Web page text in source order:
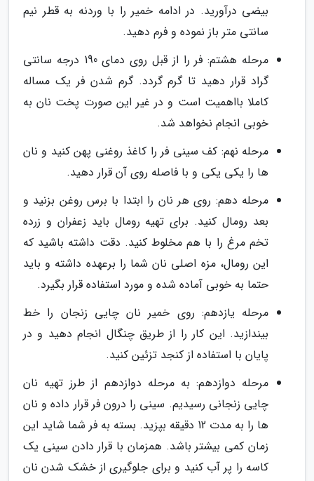
بیضی درآورید. در ادامه خمیر را با وردنه به قطر نیم
سانتی متر باز نموده و فرم دهید.
مرحله هشتم: فر را از قبل روی دمای 190 درجه سانتی
گراد قرار دهید تا گرم گردد. گرم شدن فر یک مساله
کاملا بااهمیت است و در غیر این صورت پخت نان به
خوبی انجام نخواهد شد.
مرحله نهم: کف سینی فر را کاغذ روغنی پهن کنید و نان
ها را یکی یکی و با فاصله روی آن قرار دهید.
مرحله دهم: روی هر نان را ابتدا با برس روغن بزنید و
بعد رومال کنید. برای تهیه رومال باید زعفران و زرده
تخم مرغ را با هم مخلوط کنید. دقت داشته باشید که
این رومال، مزه اصلی نان شما را برعهده داشته و باید
حتما به خوبی آماده شده و مورد استفاده قرار بگیرد.
مرحله یازدهم: روی خمیر نان چایی زنجان را خط
بیندازید. این کار را از طریق چنگال انجام دهید و در
پایان با استفاده از کنجد تزئین کنید.
مرحله دوازدهم: به مرحله دوازدهم از طرز تهیه نان
چایی زنجانی رسیدیم. سینی را درون فر قرار داده و نان
ها را به مدت 12 دقیقه بپزید. بسته به فر شما شاید این
زمان کمی بیشتر باشد. همزمان با قرار دادن سینی یک
کاسه را پر آب کنید و برای جلوگیری از خشک شدن نان